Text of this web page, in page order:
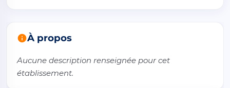
À propos
Aucune description renseignée pour cet
établissement.